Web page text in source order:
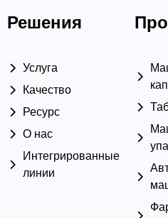
Решения
Услуга
Качество
Ресурс
О нас
Интегрированные
линии